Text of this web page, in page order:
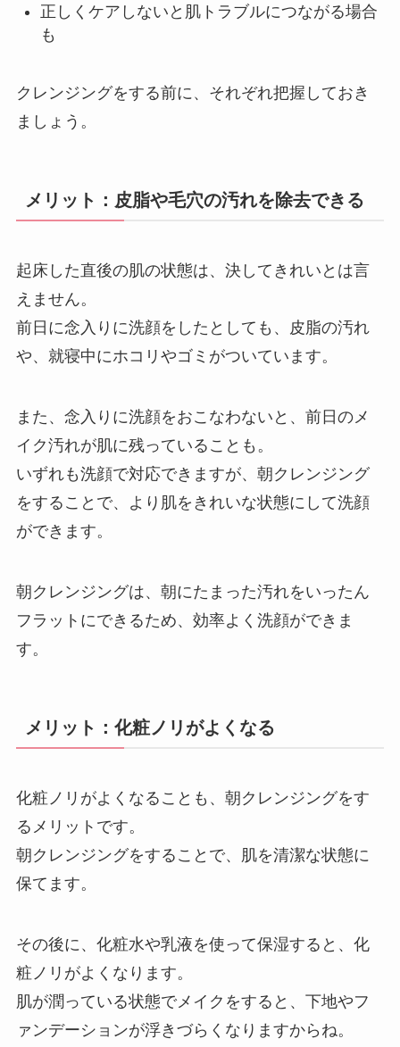
正しくケアしないと肌トラブルにつながる場合
も
クレンジングをする前に、それぞれ把握しておき
ましょう。
メリット：皮脂や毛穴の汚れを除去できる
起床した直後の肌の状態は、決してきれいとは言
えません。
前日に念入りに洗顔をしたとしても、皮脂の汚れ
や、就寝中にホコリやゴミがついています。
また、念入りに洗顔をおこなわないと、前日のメ
イク汚れが肌に残っていることも。
いずれも洗顔で対応できますが、朝クレンジング
をすることで、より肌をきれいな状態にして洗顔
ができます。
朝クレンジングは、朝にたまった汚れをいったん
フラットにできるため、効率よく洗顔ができま
す。
メリット：化粧ノリがよくなる
化粧ノリがよくなることも、朝クレンジングをす
るメリットです。
朝クレンジングをすることで、肌を清潔な状態に
保てます。
その後に、化粧水や乳液を使って保湿すると、化
粧ノリがよくなります。
肌が潤っている状態でメイクをすると、下地やフ
ァンデーションが浮きづらくなりますからね。